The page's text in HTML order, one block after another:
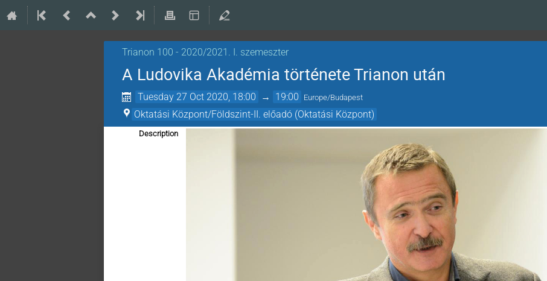
Trianon 100 - 2020/2021. I. szemeszter
A Ludovika Akadémia története Trianon után
Tuesday 27 Oct 2020, 18:00 → 19:00 Europe/Budapest
Oktatási Központ/Földszint-II. előadó (Oktatási Központ)
Description